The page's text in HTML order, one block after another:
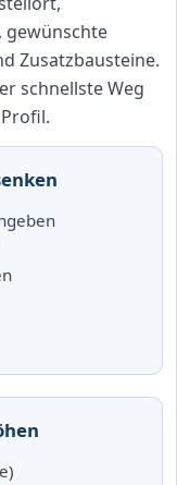
gewünschte
Zusatzbausteine.
schnellste Weg